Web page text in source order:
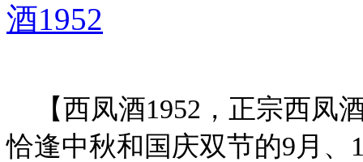
酒1952
【西凤酒1952，正宗西凤
恰逢中秋和国庆双节的9月、